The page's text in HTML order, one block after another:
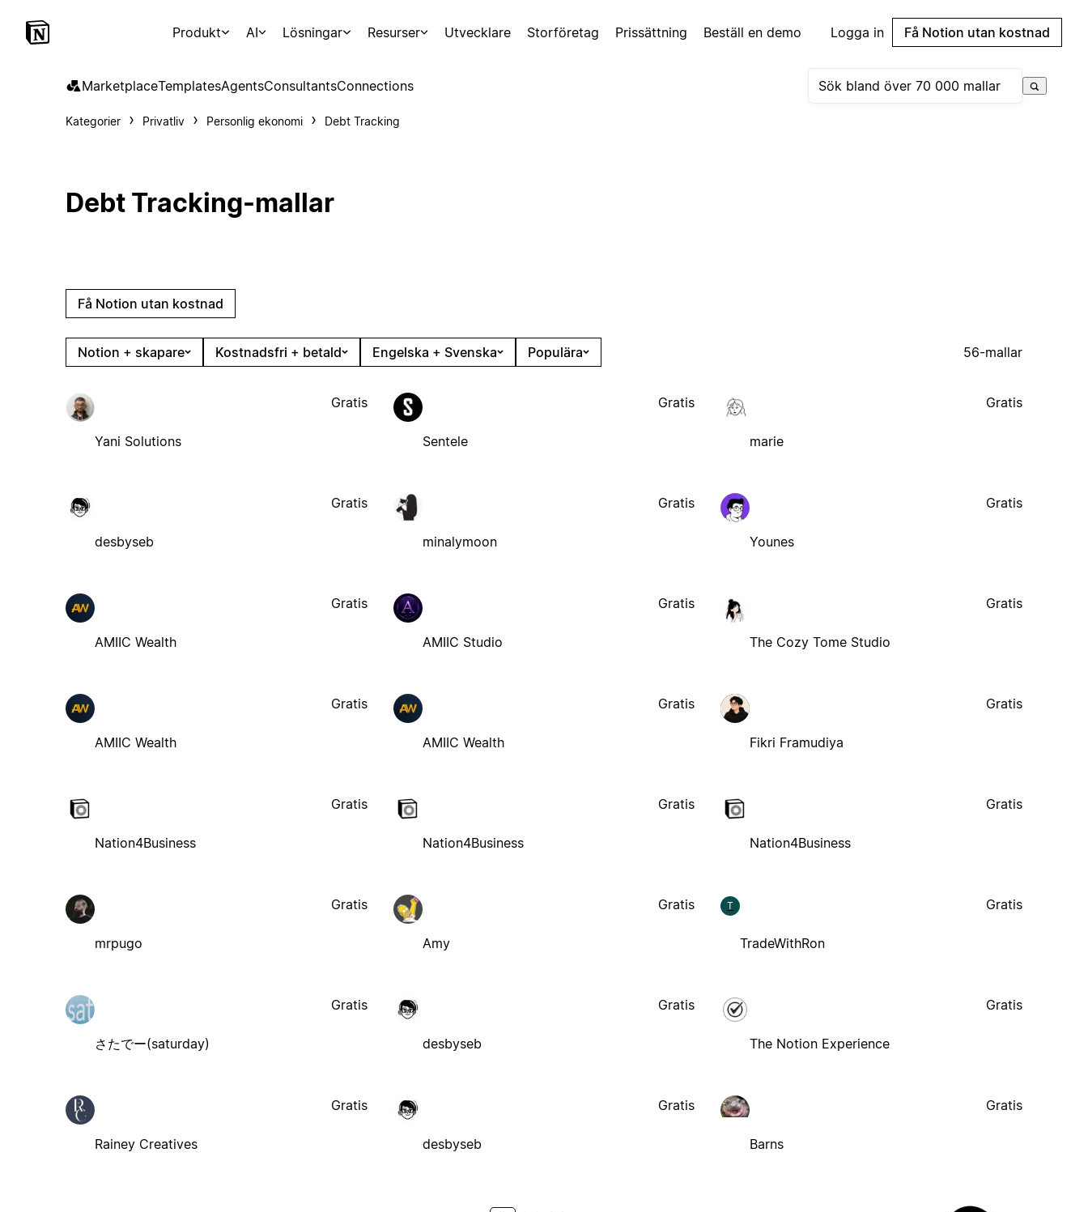
Produkt AI Lösningar Resurser Utvecklare Storföretag Prissättning Beställ en demo Logga in Få Notion utan kostnad
MarketplaceTemplatesAgentsConsultantsConnections
Kategorier Privatliv Personlig ekonomi Debt Tracking
Debt Tracking-mallar
Få Notion utan kostnad
Notion + skapare Kostnadsfri + betald Engelska + Svenska Populära 56-mallar
Yani Solutions
Gratis
Sentele
Gratis
marie
Gratis
desbyseb
Gratis
minalymoon
Gratis
Younes
Gratis
AMIIC Wealth
Gratis
AMIIC Studio
Gratis
The Cozy Tome Studio
Gratis
AMIIC Wealth
Gratis
AMIIC Wealth
Gratis
Fikri Framudiya
Gratis
Nation4Business
Gratis
Nation4Business
Gratis
Nation4Business
Gratis
mrpugo
Gratis
Amy
Gratis T
TradeWithRon
Gratis
さたでー(saturday)
Gratis
desbyseb
Gratis
The Notion Experience
Gratis
Rainey Creatives
Gratis
desbyseb
Gratis
Barns
Gratis